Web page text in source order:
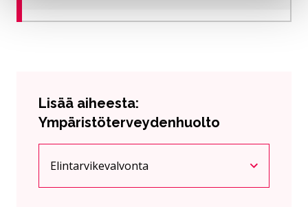
Lisää aiheesta:
Ympäristöterveydenhuolto
Nykyinen sivu
Elintarvikevalvonta
Klikkaa käyttääksesi valikkoa